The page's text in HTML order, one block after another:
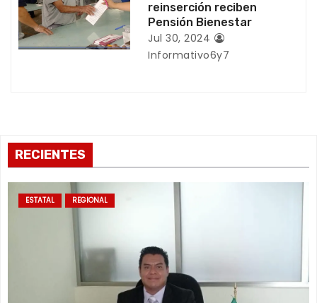
a
s
reinserción reciben
Pensión Bienestar
Jul 30, 2024
Informativo6y7
RECIENTES
ESTATAL REGIONAL